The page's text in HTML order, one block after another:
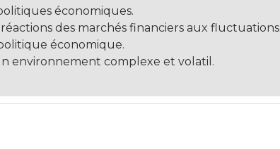
économiques.
des marchés financiers aux fluctuations
économique.
environnement complexe et volatil.